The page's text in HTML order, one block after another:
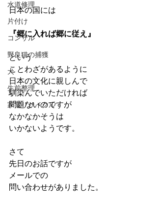
水道修理
片付け
コンサル
野良猫の捕獲
犬
生前整理
家電リサイクル
日本の国には
『郷に入れば郷に従え』
という
ことわざがあるように
日本の文化に親しんで
馴染んでいただければ
問題ないのですが
なかなかそうは
いかないようです。
さて
先日のお話ですが
メールでの
問い合わせがありました。